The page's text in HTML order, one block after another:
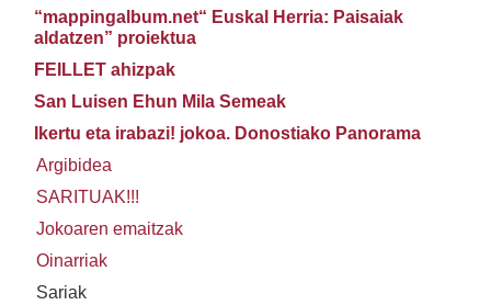
“mappingalbum.net“ Euskal Herria: Paisaiak
aldatzen” proiektua
FEILLET ahizpak
San Luisen Ehun Mila Semeak
Ikertu eta irabazi! jokoa. Donostiako Panorama
Argibidea
SARITUAK!!!
Jokoaren emaitzak
Oinarriak
Sariak